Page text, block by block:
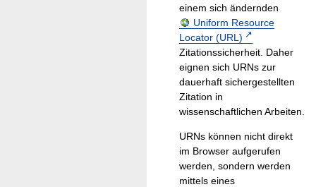
einem sich ändernden
Uniform Resource
Locator (URL)
Zitationssicherheit. Daher
eignen sich URNs zur
dauerhaft sichergestellten
Zitation in
wissenschaftlichen Arbeiten.
URNs können nicht direkt
im Browser aufgerufen
werden, sondern werden
mittels eines